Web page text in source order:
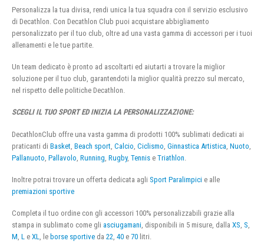
Personalizza la tua divisa, rendi unica la tua squadra con il servizio esclusivo
di Decathlon. Con Decathlon Club puoi acquistare abbigliamento
personalizzato per il tuo club, oltre ad una vasta gamma di accessori per i tuoi
allenamenti e le tue partite.
Un team dedicato è pronto ad ascoltarti ed aiutarti a trovare la miglior
soluzione per il tuo club, garantendoti la miglior qualità prezzo sul mercato,
nel rispetto delle politiche Decathlon.
SCEGLI IL TUO SPORT ED INIZIA LA PERSONALIZZAZIONE:
DecathlonClub offre una vasta gamma di prodotti 100% sublimati dedicati ai
praticanti di Basket Beach sport Calcio Ciclismo Ginnastica Artistica Nuoto
Pallanuoto Pallavolo Running Rugby, Tennis e Triathlon
Inoltre potrai trovare un offerta dedicata agli Sport Paralimpici e alle
premiazioni sportive
Completa il tuo ordine con gli accessori 100% personalizzabili grazie alla
stampa in sublimato come gli asciugamani, disponibili in 5 misure, dalla XS, S,
M, L e XL, le borse sportive da 22, 40 e 70 litri.